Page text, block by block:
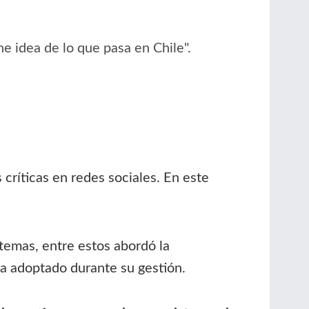
idea de lo que pasa en Chile".
en redes sociales. En este
entre estos abordó la
adoptado durante su gestión.